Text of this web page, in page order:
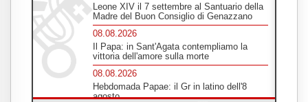
Leone XIV il 7 settembre al Santuario della
Madre del Buon Consiglio di Genazzano
08.08.2026
Il Papa: in Sant'Agata contempliamo la
vittoria dell'amore sulla morte
08.08.2026
Hebdomada Papae: il Gr in latino dell'8
agosto